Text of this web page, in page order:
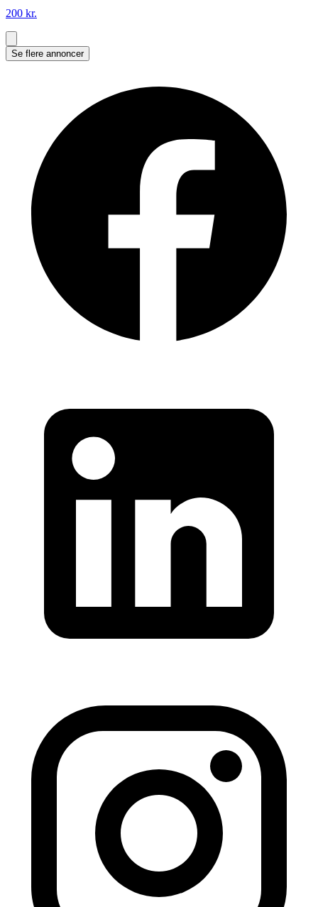
200 kr.
Se flere annoncer